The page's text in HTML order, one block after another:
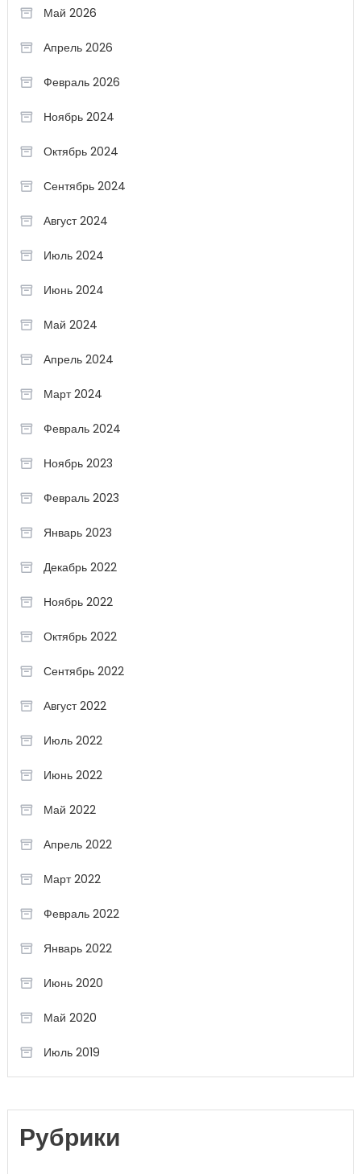
Май 2026
Апрель 2026
Февраль 2026
Ноябрь 2024
Октябрь 2024
Сентябрь 2024
Август 2024
Июль 2024
Июнь 2024
Май 2024
Апрель 2024
Март 2024
Февраль 2024
Ноябрь 2023
Февраль 2023
Январь 2023
Декабрь 2022
Ноябрь 2022
Октябрь 2022
Сентябрь 2022
Август 2022
Июль 2022
Июнь 2022
Май 2022
Апрель 2022
Март 2022
Февраль 2022
Январь 2022
Июнь 2020
Май 2020
Июль 2019
Рубрики